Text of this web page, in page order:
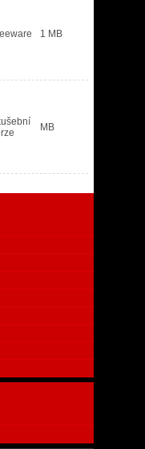
1 MB
MB